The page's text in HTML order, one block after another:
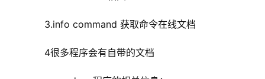
3.info command 获取命令在线文档
4很多程序会有自带的文档